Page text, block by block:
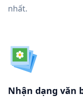
nhất.
Nhận dạng văn